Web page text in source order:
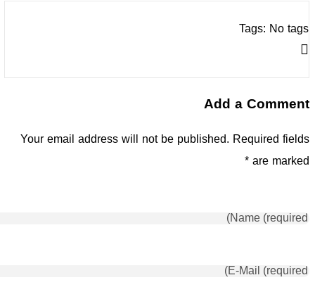
Tags: No tags
Add a Comment
Your email address will not be published. Required fields
are marked *